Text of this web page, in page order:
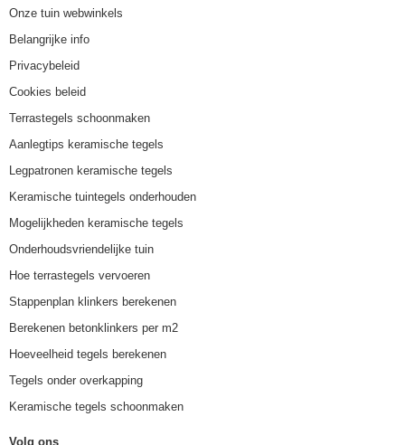
Onze tuin webwinkels
Belangrijke info
Privacybeleid
Cookies beleid
Terrastegels schoonmaken
Aanlegtips keramische tegels
Legpatronen keramische tegels
Keramische tuintegels onderhouden
Mogelijkheden keramische tegels
Onderhoudsvriendelijke tuin
Hoe terrastegels vervoeren
Stappenplan klinkers berekenen
Berekenen betonklinkers per m2
Hoeveelheid tegels berekenen
Tegels onder overkapping
Keramische tegels schoonmaken
Volg ons